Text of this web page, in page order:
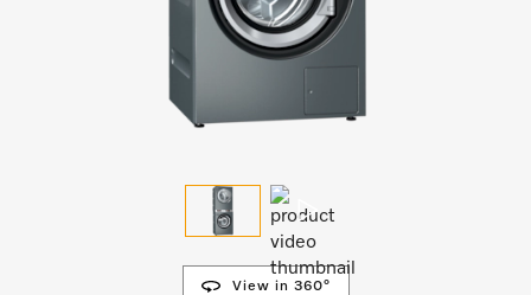
View in 360°